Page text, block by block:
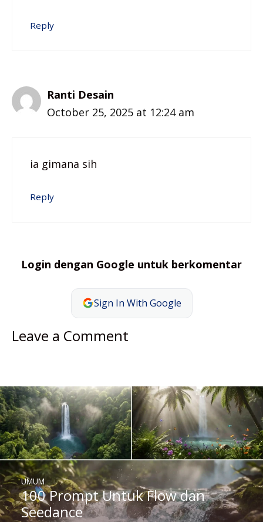
Reply
Ranti Desain
October 25, 2025 at 12:24 am
ia gimana sih
Reply
Login dengan Google untuk berkomentar
Sign In With Google
Leave a Comment
100 Prompt Untuk Flow dan
Seedance
UMUM